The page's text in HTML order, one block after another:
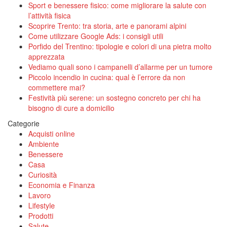
Sport e benessere fisico: come migliorare la salute con
l’attività fisica
Scoprire Trento: tra storia, arte e panorami alpini
Come utilizzare Google Ads: i consigli utili
Porfido del Trentino: tipologie e colori di una pietra molto
apprezzata
Vediamo quali sono i campanelli d’allarme per un tumore
Piccolo incendio in cucina: qual è l’errore da non
commettere mai?
Festività più serene: un sostegno concreto per chi ha
bisogno di cure a domicilio
Categorie
Acquisti online
Ambiente
Benessere
Casa
Curiosità
Economia e Finanza
Lavoro
Lifestyle
Prodotti